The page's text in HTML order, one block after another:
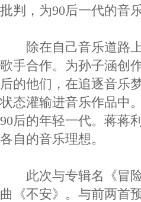
批判，为90后一代的音
除在自己音乐道路上
歌手合作。为孙子涵创
后的他们，在追逐音乐
状态灌输进音乐作品中
90后的年轻一代。蒋蒋
各自的音乐理想。
此次与专辑名《冒险
曲《不安》。与前两首